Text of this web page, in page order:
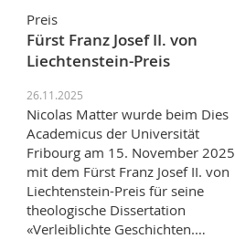
Preis
Fürst Franz Josef II. von
Liechtenstein-Preis
26.11.2025
Nicolas Matter wurde beim Dies
Academicus der Universität
Fribourg am 15. November 2025
mit dem Fürst Franz Josef II. von
Liechtenstein-Preis für seine
theologische Dissertation
«Verleiblichte Geschichten.…